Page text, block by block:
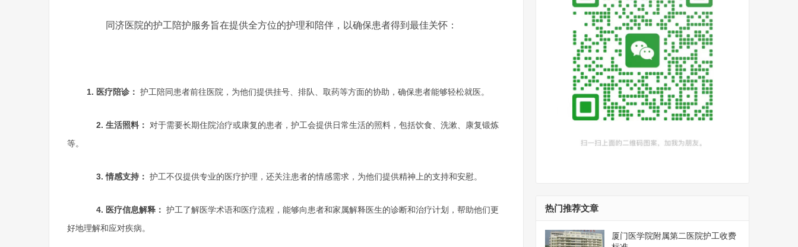
同济医院的护工陪护服务旨在提供全方位的护理和陪伴，以确保患者得到最佳关怀：
1. 医疗陪诊： 护工陪同患者前往医院，为他们提供挂号、排队、取药等方面的协助，确保患者能够轻松就医。
2. 生活照料：
对于需要长期住院治疗或康复的患者，护工会提供日常生活的照料，包括饮食、洗漱、康复锻炼
等。
3. 情感支持： 护工不仅提供专业的医疗护理，还关注患者的情感需求，为他们提供精神上的支持和安慰。
4. 医疗信息解释： 护工了解医学术语和医疗流程，能够向患者和家属解释医生的诊断和治疗计划，帮助他们更
好地理解和应对疾病。
热门推荐文章
厦门医学院附属第二医院护工收费